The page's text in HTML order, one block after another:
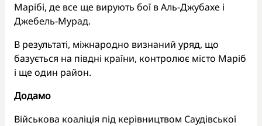
Марібі, де все ще вирують бої в Аль-Джубахе і
Джебель-Мурад.
В результаті, міжнародно визнаний уряд, що
базується на півдні країни, контролює місто Маріб
і ще один район.
Додамо
Військова коаліція під керівництвом Саудівської